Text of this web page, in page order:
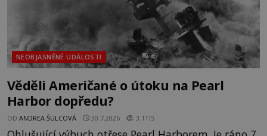
NEOBJASNĚNÉ UDÁLOSTI
Věděli Američané o útoku na Pearl
Harbor dopředu?
OD ANDREA ŠULCOVÁ 30.7.2026 3.1TIS